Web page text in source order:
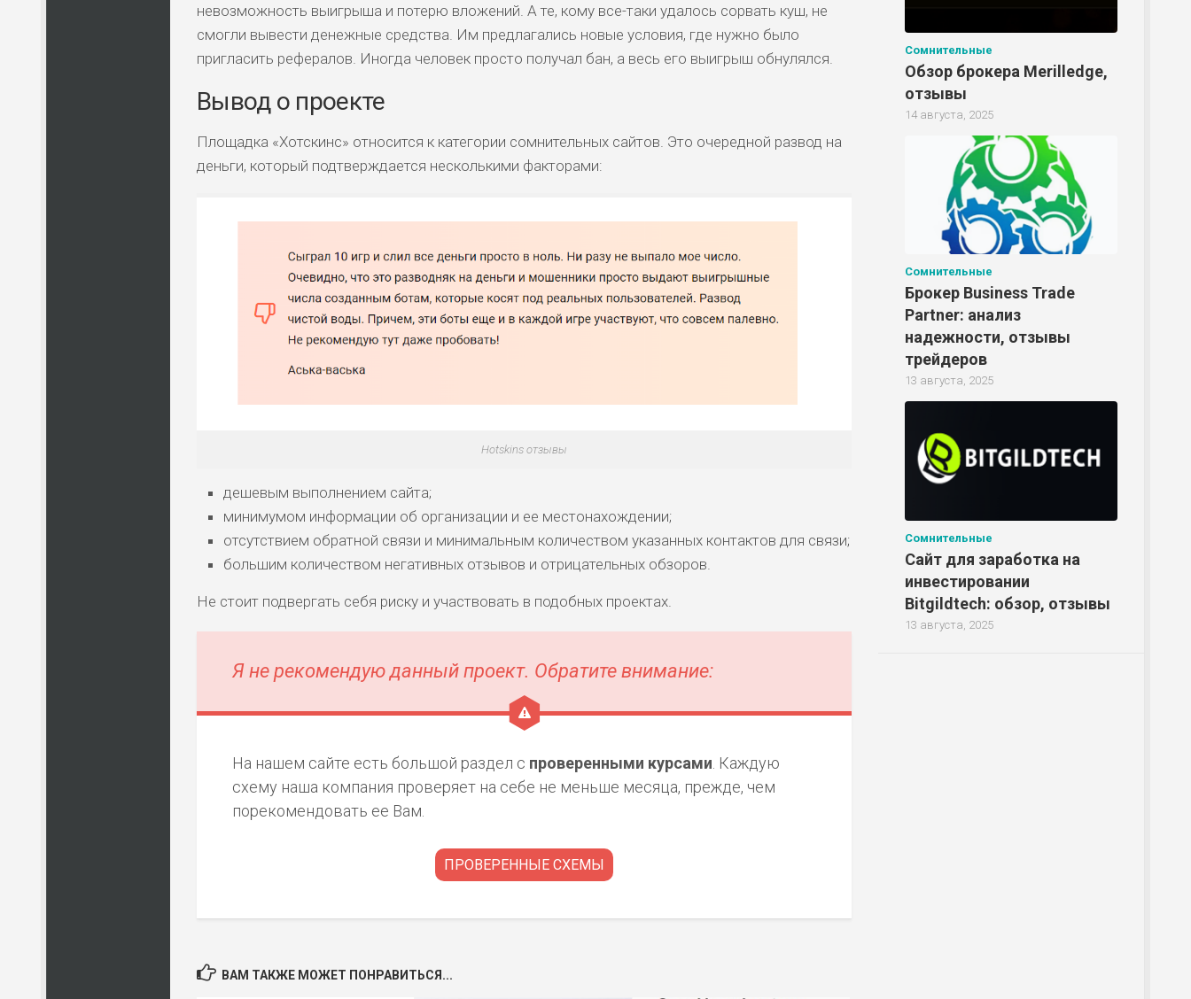
ЛЮБИТЕЛЯМ
СРЕДНИЕ
ВЫСОКИ
НИЗКИЙ 0
ПОДОЙДЕТ
невозможность выигрыша и потерю вложений. А те, кому все-таки удалось сорвать куш, не
смогли вывести денежные средства. Им предлагались новые условия, где нужно было
пригласить рефералов. Иногда человек просто получал бан, а весь его выигрыш обнулялся.
Вывод о проекте
Площадка «Хотскинс» относится к категории сомнительных сайтов. Это очередной развод на
деньги, который подтверждается несколькими факторами:
Hotskins отзывы
дешевым выполнением сайта;
минимумом информации об организации и ее местонахождении;
отсутствием обратной связи и минимальным количеством указанных контактов для связи;
большим количеством негативных отзывов и отрицательных обзоров.
Не стоит подвергать себя риску и участвовать в подобных проектах.
Я не рекомендую данный проект. Обратите внимание:
На нашем сайте есть большой раздел с проверенными курсами . Каждую
схему наша компания проверяет на себе не меньше месяца, прежде, чем
порекомендовать ее Вам.
ПРОВЕРЕННЫЕ СХЕМЫ
ВАМ ТАКЖЕ МОЖЕТ ПОНРАВИТЬСЯ...
Сомнительные
Обзор брокера Merilledge,
отзывы
14 августа, 2025
Сомнительные
Брокер Business Trade
Partner: анализ
надежности, отзывы
трейдеров
13 августа, 2025
Сомнительные
Сайт для заработка на
инвестировании
Bitgildtech: обзор, отзывы
13 августа, 2025